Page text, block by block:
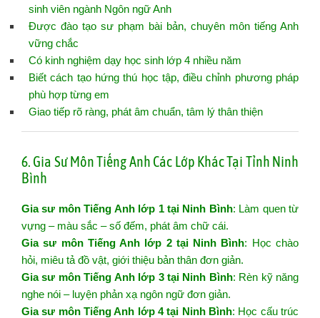
sinh viên ngành Ngôn ngữ Anh
Được đào tạo sư phạm bài bản, chuyên môn tiếng Anh
vững chắc
Có kinh nghiệm dạy học sinh lớp 4 nhiều năm
Biết cách tạo hứng thú học tập, điều chỉnh phương pháp
phù hợp từng em
Giao tiếp rõ ràng, phát âm chuẩn, tâm lý thân thiện
6. Gia Sư Môn Tiếng Anh Các Lớp Khác Tại Tỉnh Ninh
Bình
Gia sư môn Tiếng Anh lớp 1 tại Ninh Bình: Làm quen từ
vựng – màu sắc – số đếm, phát âm chữ cái.
Gia sư môn Tiếng Anh lớp 2 tại Ninh Bình: Học chào
hỏi, miêu tả đồ vật, giới thiệu bản thân đơn giản.
Gia sư môn Tiếng Anh lớp 3 tại Ninh Bình: Rèn kỹ năng
nghe nói – luyện phản xạ ngôn ngữ đơn giản.
Gia sư môn Tiếng Anh lớp 4 tại Ninh Bình: Học cấu trúc